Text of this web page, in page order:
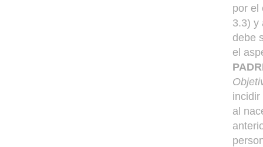
por el
3.3) y
debe
el
al